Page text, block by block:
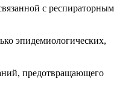
с респираторным
эпидемиологических,
предотвращающего